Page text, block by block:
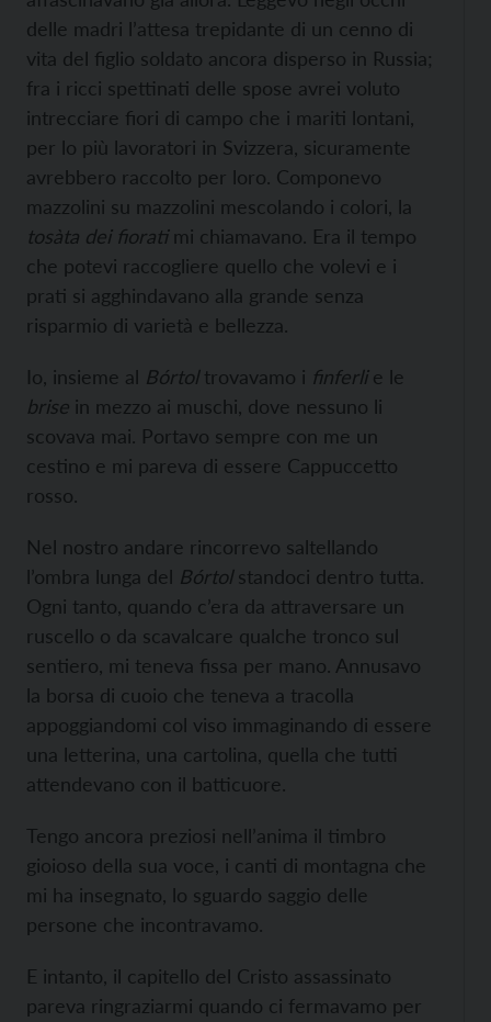
delle madri l’attesa trepidante di un cenno di
vita del figlio soldato ancora disperso in Russia;
fra i ricci spettinati delle spose avrei voluto
intrecciare fiori di campo che i mariti lontani,
per lo più lavoratori in Svizzera, sicuramente
avrebbero raccolto per loro. Componevo
mazzolini su mazzolini mescolando i colori, la
tosàta dei fioratimi chiamavano. Era il tempo
che potevi raccogliere quello che volevi e i
prati si agghindavano alla grande senza
risparmio di varietà e bellezza.
Io, insieme al Bórtoltrovavamo i finferlie le
brise in mezzo ai muschi, dove nessuno li
scovava mai. Portavo sempre con me un
cestino e mi pareva di essere Cappuccetto
rosso.
Nel nostro andare rincorrevo saltellando
l’ombra lunga del Bórtolstandoci dentro tutta.
Ogni tanto, quando c’era da attraversare un
ruscello o da scavalcare qualche tronco sul
sentiero, mi teneva fissa per mano. Annusavo
la borsa di cuoio che teneva a tracolla
appoggiandomi col viso immaginando di essere
una letterina, una cartolina, quella che tutti
attendevano con il batticuore.
Tengo ancora preziosi nell’anima il timbro
gioioso della sua voce, i canti di montagna che
mi ha insegnato, lo sguardo saggio delle
persone che incontravamo.
E intanto, il capitello del Cristo assassinato
pareva ringraziarmi quando ci fermavamo per